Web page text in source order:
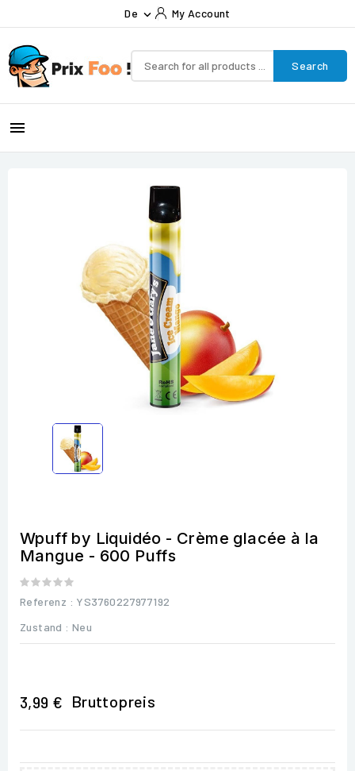
De  My Account
Search

Wpuff by Liquidéo - Crème glacée à la
Mangue - 600 Puffs
Referenz : YS3760227977192
Zustand : Neu
3,99 € Bruttopreis